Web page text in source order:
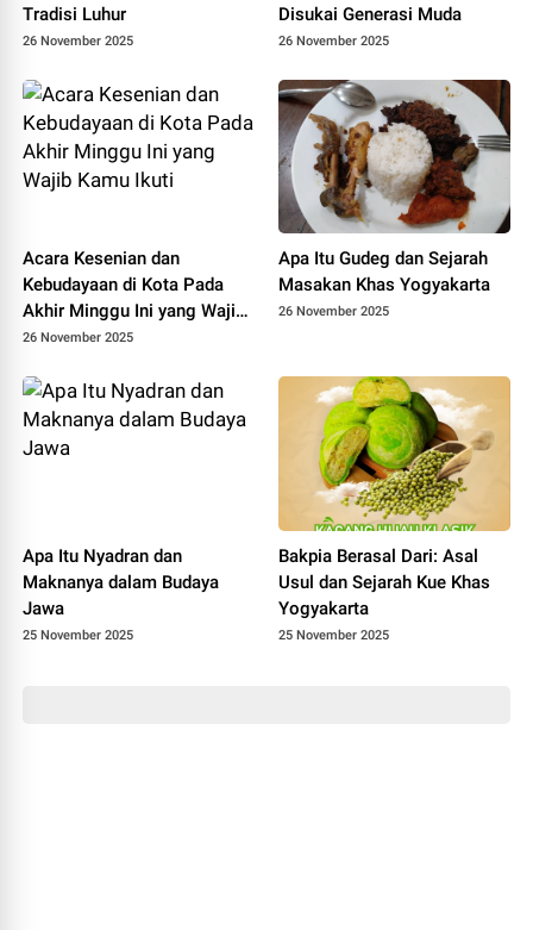
Tradisi Luhur
26 November 2025
Disukai Generasi Muda
26 November 2025
Acara Kesenian dan
Kebudayaan di Kota Pada
Akhir Minggu Ini yang Wajib
Kamu Ikuti
26 November 2025
Apa Itu Gudeg dan Sejarah
Masakan Khas Yogyakarta
26 November 2025
Apa Itu Nyadran dan
Maknanya dalam Budaya
Jawa
25 November 2025
Bakpia Berasal Dari: Asal
Usul dan Sejarah Kue Khas
Yogyakarta
25 November 2025